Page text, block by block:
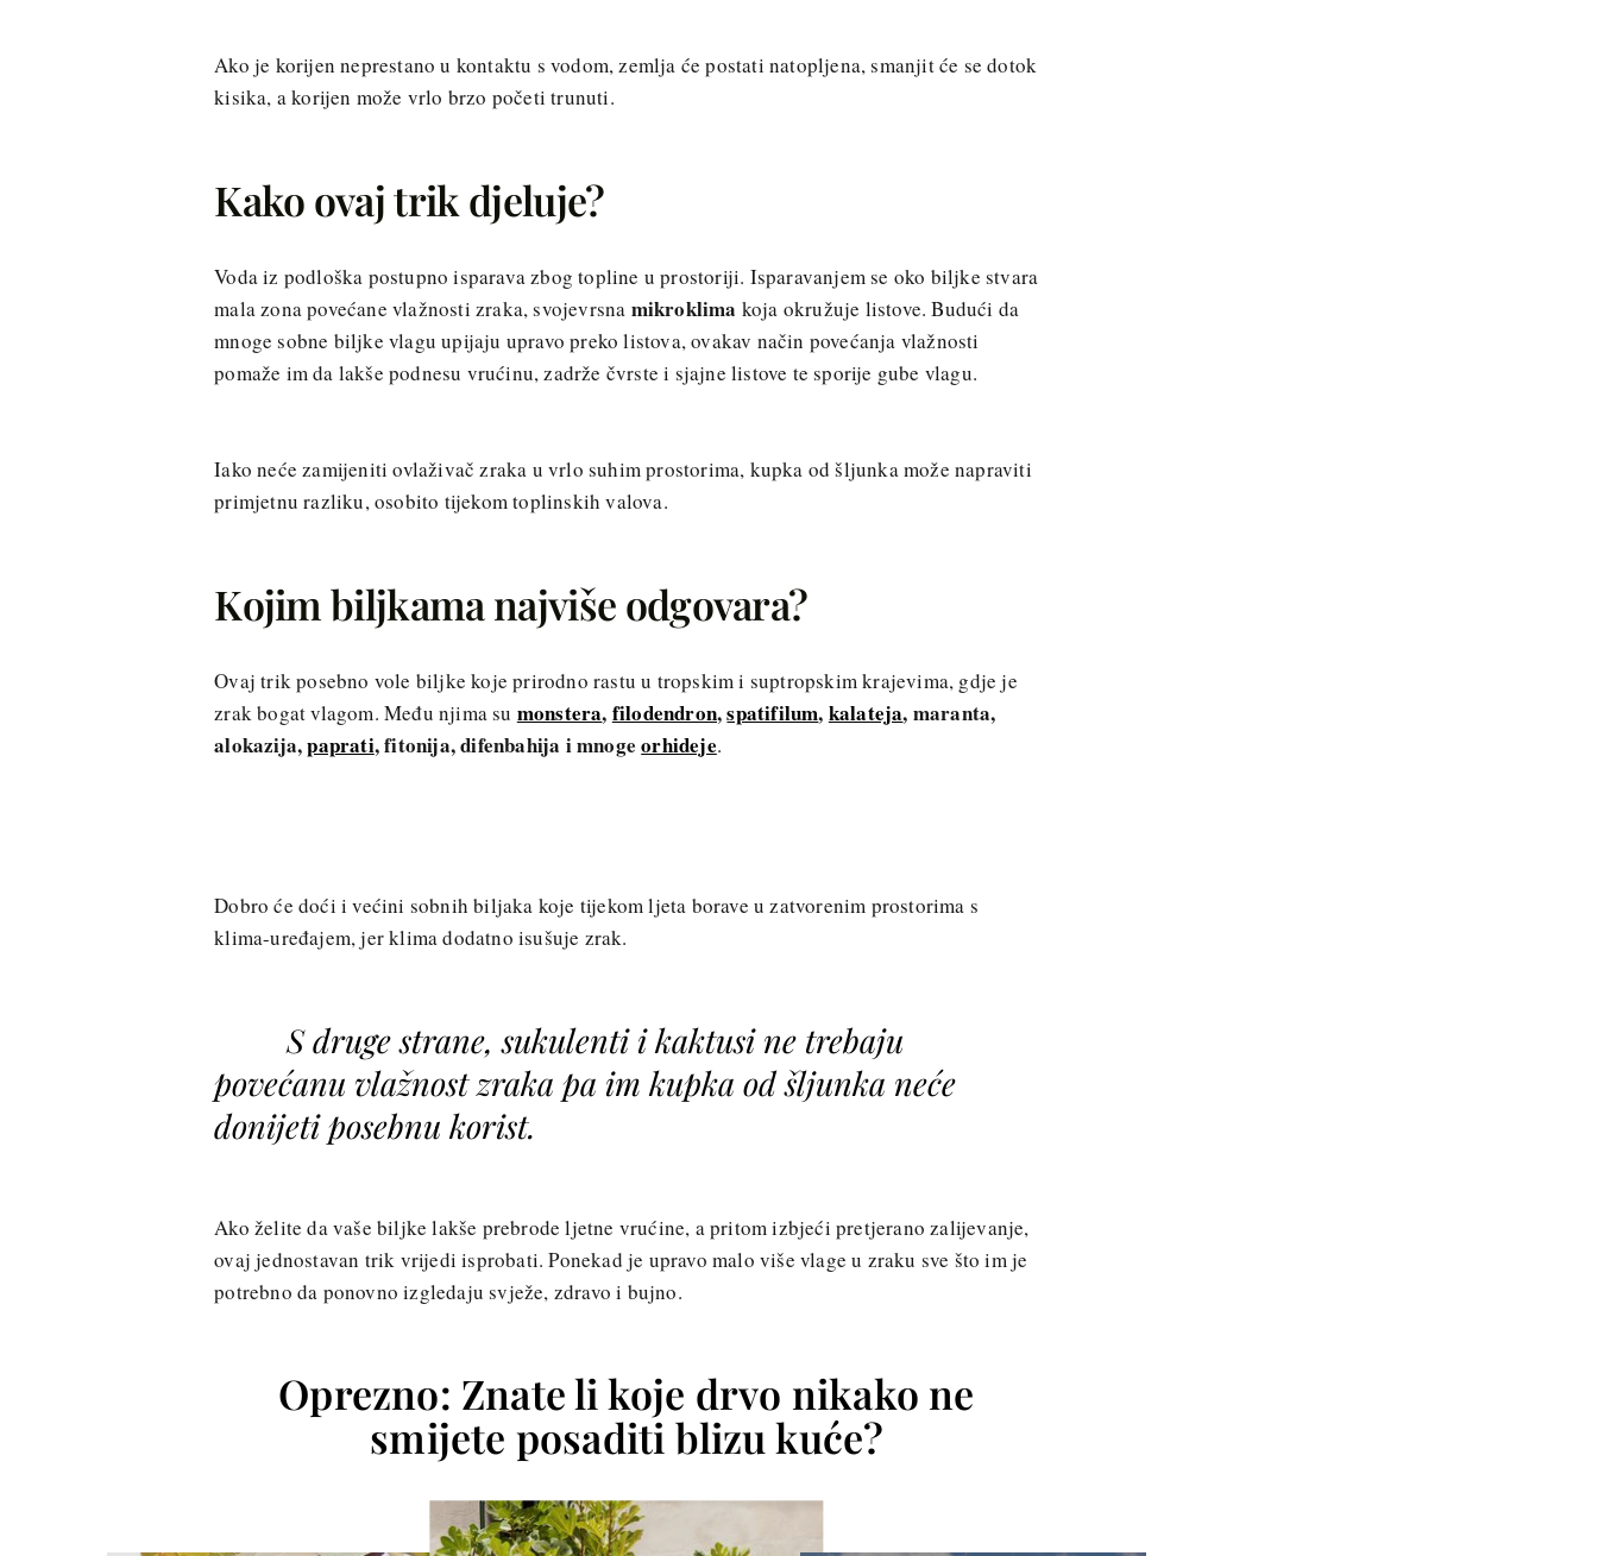
Ako je korijen neprestano u kontaktu s vodom, zemlja će postati natopljena, smanjit će se dotok
kisika, a korijen može vrlo brzo početi trunuti.
Kako ovaj trik djeluje?
Voda iz podloška postupno isparava zbog topline u prostoriji. Isparavanjem se oko biljke stvara
mala zona povećane vlažnosti zraka, svojevrsna mikroklima koja okružuje listove. Budući da
mnoge sobne biljke vlagu upijaju upravo preko listova, ovakav način povećanja vlažnosti
pomaže im da lakše podnesu vrućinu, zadrže čvrste i sjajne listove te sporije gube vlagu.
Iako neće zamijeniti ovlaživač zraka u vrlo suhim prostorima, kupka od šljunka može napraviti
primjetnu razliku, osobito tijekom toplinskih valova.
Kojim biljkama najviše odgovara?
Ovaj trik posebno vole biljke koje prirodno rastu u tropskim i suptropskim krajevima, gdje je
zrak bogat vlagom. Među njima su monstera, filodendron,spatifilum, kalateja, maranta,
alokazija,paprati, fitonija, difenbahija i mnogeorhideje.
Dobro će doći i većini sobnih biljaka koje tijekom ljeta borave u zatvorenim prostorima s
klima-uređajem, jer klima dodatno isušuje zrak.
S druge strane, sukulenti i kaktusi ne trebaju
povećanu vlažnost zraka pa im kupka od šljunka neće
donijeti posebnu korist.
Ako želite da vaše biljke lakše prebrode ljetne vrućine, a pritom izbjeći pretjerano zalijevanje,
ovaj jednostavan trik vrijedi isprobati. Ponekad je upravo malo više vlage u zraku sve što im je
potrebno da ponovno izgledaju svježe, zdravo i bujno.
Oprezno: Znate li koje drvo nikako ne
smijete posaditi blizu kuće?